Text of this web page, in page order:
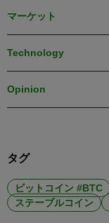
マーケット
Technology
Opinion
タグ
ビットコイン #BTC
ステーブルコイン